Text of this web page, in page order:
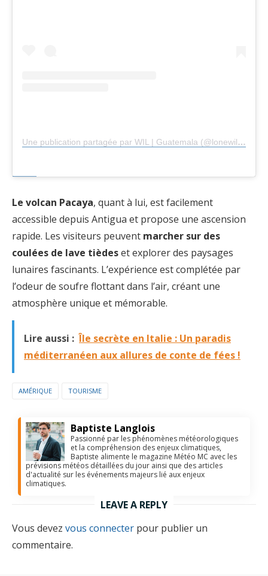
Une publication partagée par WIL | Guatemala (@lonewilhem)
Le volcan Pacaya, quant à lui, est facilement
accessible depuis Antigua et propose une ascension
rapide. Les visiteurs peuvent marcher sur des
coulées de lave tièdeset explorer des paysages
lunaires fascinants. L’expérience est complétée par
l’odeur de soufre flottant dans l’air, créant une
atmosphère unique et mémorable.
Lire aussi : Île secrète en Italie : Un paradis
méditerranéen aux allures de conte de fées !
AMÉRIQUE TOURISME
Baptiste Langlois
Passionné par les phénomènes météorologiques
et la compréhension des enjeux climatiques,
Baptiste alimente le magazine Météo MC avec les
prévisions météos détaillées du jour ainsi que des articles
d'actualité sur les événements majeurs lié aux enjeux
climatiques.
LEAVE A REPLY
Vous devez vous connecter pour publier un
commentaire.